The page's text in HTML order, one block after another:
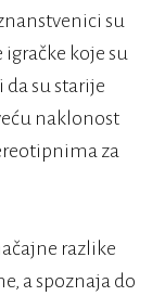
su
koje su
da su starije
naklonost
za
razlike
a spoznaja do